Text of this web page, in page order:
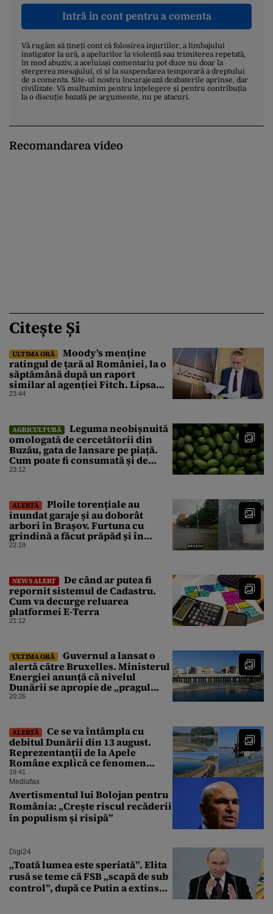
Intră în cont pentru a comenta
Vă rugăm să țineți cont că folosirea injuriilor, a limbajului
instigator la ură, a apelurilor la violență sau trimiterea repetată,
în mod abuziv, a aceluiași comentariu pot duce nu doar la
ștergerea mesajului, ci și la suspendarea temporară a dreptului
de a comenta. Site-ul nostru încurajează dezbaterile aprinse, dar
civilizate. Vă mulțumim pentru înțelegere și pentru contribuția
la o discuție bazată pe argumente, nu pe atacuri.
Recomandarea video
Citește Și
ULTIMA ORĂ
Moody’s menține
ratingul de țară al României, la o
săptămână după un raport
similar al agenției Fitch. Lipsa
unui guvern cu puteri depline,
23:44
AGRICULTURĂ
Leguma neobișnuită
omologată de cercetătorii din
Buzău, gata de lansare pe piață.
Cum poate fi consumată și de
unde provine soiul
23:12
ALERTĂ
Ploile torențiale au
inundat garaje și au doborât
arbori în Brașov. Furtuna cu
grindină a făcut prăpăd și în
Bihor
22:19
NEWS ALERT
De când ar putea fi
repornit sistemul de Cadastru.
Cum va decurge reluarea
platformei E-Terra
21:12
ULTIMA ORĂ
Guvernul a lansat o
alertă către Bruxelles. Ministerul
Energiei anunță că nivelul
Dunării se apropie de „pragul
critic”, iar centrala de la
20:26
ALERTĂ
Ce se va întâmpla cu
debitul Dunării din 13 august.
Reprezentanții de la Apele
Române explică ce fenomen
urmează
19:41
Mediafax
Avertismentul lui Bolojan pentru
România: „Crește riscul recăderii
în populism și risipă”
Digi24
„Toată lumea este speriată”. Elita
rusă se teme că FSB „scapă de sub
control”, după ce Putin a extins